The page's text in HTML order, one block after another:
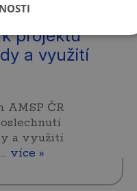
k projektu
a využití
AMSP ČR
a využití
více »